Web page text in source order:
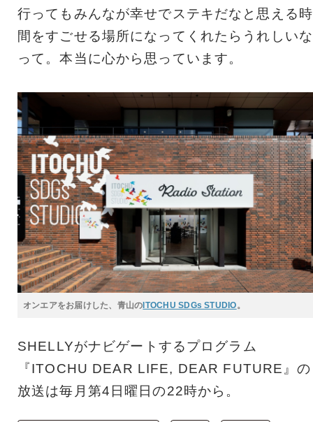
行ってもみんなが幸せでステキだなと思える時
間をすごせる場所になってくれたらうれしいな
って。本当に心から思っています。
オンエアをお届けした、青山の ITOCHU SDGs STUDIO。
SHELLYがナビゲートするプログラム
『ITOCHU DEAR LIFE, DEAR FUTURE』の
放送は毎月第4日曜日の22時から。